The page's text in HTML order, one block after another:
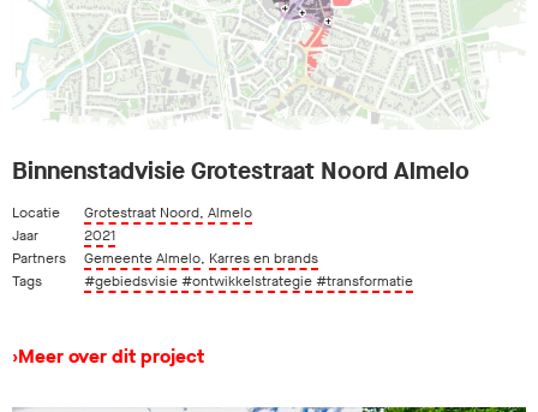
Binnenstadvisie Grotestraat Noord Almelo
Locatie
Grotestraat Noord, Almelo
Jaar
2021
Partners
Gemeente Almelo, Karres en brands
Tags
#gebiedsvisie#ontwikkelstrategie#transformatie
›Meer over dit project